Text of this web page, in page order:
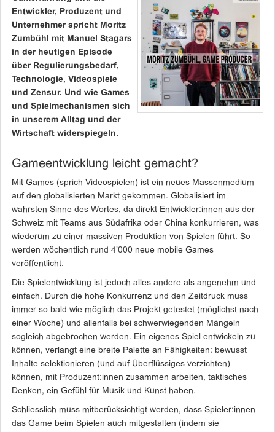
Entwickler, Produzent und
Unternehmer spricht Moritz
Zumbühl mit Manuel Stagars
in der heutigen Episode
über Regulierungsbedarf,
Technologie, Videospiele
und Zensur. Und wie Games
und Spielmechanismen sich
in unserem Alltag und der
Wirtschaft widerspiegeln.
Gameentwicklung leicht gemacht?
Mit Games (sprich Videospielen) ist ein neues Massenmedium
auf den globalisierten Markt gekommen. Globalisiert im
wahrsten Sinne des Wortes, da direkt Entwickler:innen aus der
Schweiz mit Teams aus Südafrika oder China konkurrieren, was
wiederum zu einer massiven Produktion von Spielen führt. So
werden wöchentlich rund 4’000 neue mobile Games
veröffentlicht.
Die Spielentwicklung ist jedoch alles andere als angenehm und
einfach. Durch die hohe Konkurrenz und den Zeitdruck muss
immer so bald wie möglich das Projekt getestet (möglichst nach
einer Woche) und allenfalls bei schwerwiegenden Mängeln
sogleich abgebrochen werden. Ein eigenes Spiel entwickeln zu
können, verlangt eine breite Palette an Fähigkeiten: bewusst
Inhalte selektionieren (und auf Überflüssiges verzichten)
können, mit Produzent:innen zusammen arbeiten, taktisches
Denken, ein Gefühl für Musik und Kunst haben.
Schliesslich muss mitberücksichtigt werden, dass Spieler:innen
das Game beim Spielen auch mitgestalten (indem sie